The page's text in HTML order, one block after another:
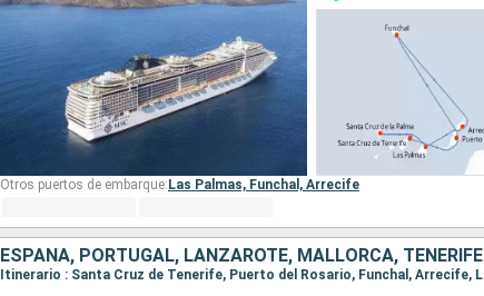
Otros puertos de embarque: Las Palmas, Funchal, Arrecife
ESPAÑA, PORTUGAL, LANZAROTE, MALLORCA, TENERIFE